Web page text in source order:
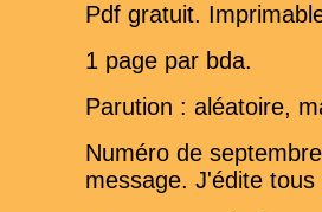
Pdf gratuit.
1 page par bda.
Parution : aléatoire,
Numéro de
message. J'édite